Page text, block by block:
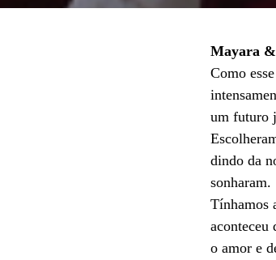
Mayara
Como
um futuro
dindo da
sonharam.
Tínhamos
aconteceu
o amor e